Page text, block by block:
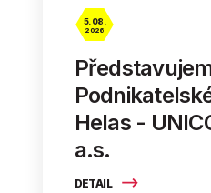
DETAIL
5. 08.
2026
Helas -
a.s.